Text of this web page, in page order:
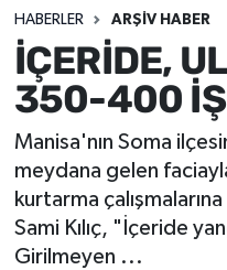
HABERLER ARŞIV HABER
İÇERİDE,
350-400
Manisa'nın Soma
meydana gelen
kurtarma
Sami Kılıç, "İçeride
Girilmeyen ...
Sağlık
Eğitim
Sivil Toplum
Ekonomi